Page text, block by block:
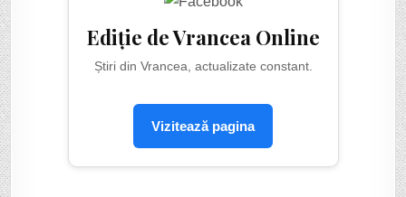
Ediție de Vrancea Online
Știri din Vrancea, actualizate constant.
Vizitează pagina